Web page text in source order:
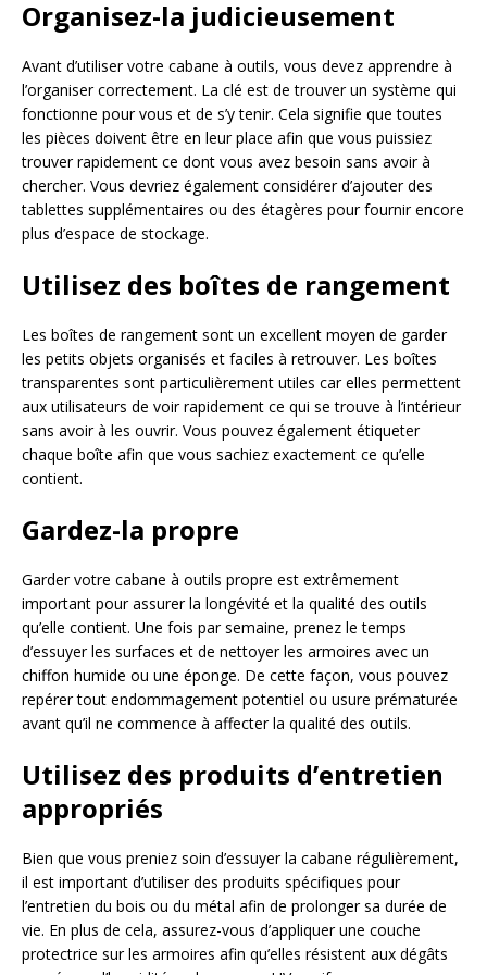
Organisez-la judicieusement
Avant d’utiliser votre cabane à outils, vous devez apprendre à
l’organiser correctement. La clé est de trouver un système qui
fonctionne pour vous et de s’y tenir. Cela signifie que toutes
les pièces doivent être en leur place afin que vous puissiez
trouver rapidement ce dont vous avez besoin sans avoir à
chercher. Vous devriez également considérer d’ajouter des
tablettes supplémentaires ou des étagères pour fournir encore
plus d’espace de stockage.
Utilisez des boîtes de rangement
Les boîtes de rangement sont un excellent moyen de garder
les petits objets organisés et faciles à retrouver. Les boîtes
transparentes sont particulièrement utiles car elles permettent
aux utilisateurs de voir rapidement ce qui se trouve à l’intérieur
sans avoir à les ouvrir. Vous pouvez également étiqueter
chaque boîte afin que vous sachiez exactement ce qu’elle
contient.
Gardez-la propre
Garder votre cabane à outils propre est extrêmement
important pour assurer la longévité et la qualité des outils
qu’elle contient. Une fois par semaine, prenez le temps
d’essuyer les surfaces et de nettoyer les armoires avec un
chiffon humide ou une éponge. De cette façon, vous pouvez
repérer tout endommagement potentiel ou usure prématurée
avant qu’il ne commence à affecter la qualité des outils.
Utilisez des produits d’entretien
appropriés
Bien que vous preniez soin d’essuyer la cabane régulièrement,
il est important d’utiliser des produits spécifiques pour
l’entretien du bois ou du métal afin de prolonger sa durée de
vie. En plus de cela, assurez-vous d’appliquer une couche
protectrice sur les armoires afin qu’elles résistent aux dégâts